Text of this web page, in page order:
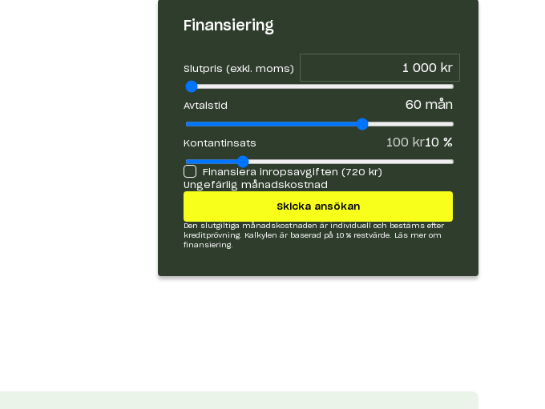
Finansiering
Slutpris (exkl. moms)
Avtalstid 60mån
Kontantinsats 100 kr10%
Finansiera inropsavgiften (720 kr)
Ungefärlig månadskostnad
Skicka ansökan
Den slutgiltiga månadskostnaden är individuell och bestäms efter
kreditprövning. Kalkylen är baserad på 10 % restvärde.
Läs mer om
finansiering.